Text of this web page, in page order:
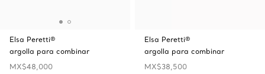
Elsa Peretti®
argolla para combinar
MX$48,000
Elsa Peretti®
argolla para combinar
MX$38,500